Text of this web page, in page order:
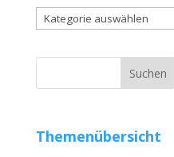
Kategorien
Themenübersicht